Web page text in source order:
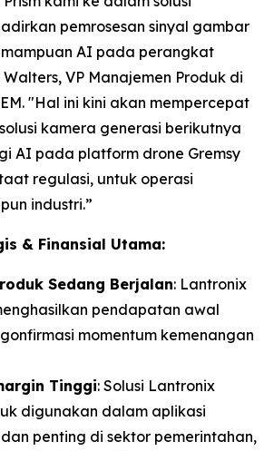
pemrosesan sinyal gambar
AI pada perangkat
VP Manajemen Produk di
"Hal ini kini akan mempercepat
kamera generasi berikutnya
AI pada platform drone Gremsy
regulasi, untuk operasi
industri.”
& Finansial Utama:
Sedang Berjalan: Lantronix
pendapatan awal
momentum kemenangan
Tinggi: Solusi Lantronix
digunakan dalam aplikasi
penting di sektor pemerintahan,